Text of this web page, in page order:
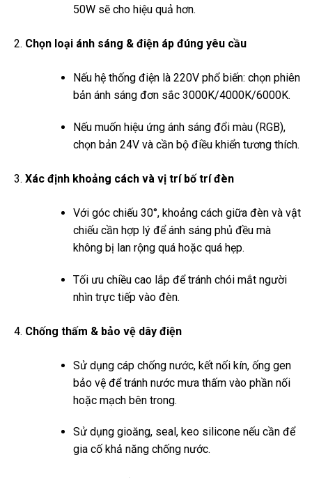
50W sẽ cho hiệu quả hơn.
Chọn loại ánh sáng & điện áp đúng yêu cầu
Nếu hệ thống điện là 220V phổ biến: chọn phiên
bản ánh sáng đơn sắc 3000K/4000K/6000K.
Nếu muốn hiệu ứng ánh sáng đổi màu (RGB),
chọn bản 24V và cần bộ điều khiển tương thích.
Xác định khoảng cách và vị trí bố trí đèn
Với góc chiếu 30°, khoảng cách giữa đèn và vật
chiếu cần hợp lý để ánh sáng phủ đều mà
không bị lan rộng quá hoặc quá hẹp.
Tối ưu chiều cao lắp để tránh chói mắt người
nhìn trực tiếp vào đèn.
Chống thấm & bảo vệ dây điện
Sử dụng cáp chống nước, kết nối kín, ống gen
bảo vệ để tránh nước mưa thấm vào phần nối
hoặc mạch bên trong.
Sử dụng gioăng, seal, keo silicone nếu cần để
gia cố khả năng chống nước.